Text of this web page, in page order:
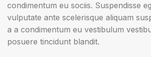
condimentum eu sociis. Suspendisse
vulputate ante scelerisque aliquam
a a condimentum eu vestibulum
posuere tincidunt blandit.